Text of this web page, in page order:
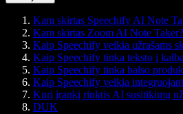
Kam skirtas Speechify AI Note
Kam skirtas Zoom AI Note Taker?
Kaip Speechify veikia užrašams
Kaip Speechify tinka teksto į
Kaip Speechify tinka balso
Kaip Speechify veikia
Kurį įrankį rinktis AI susitikimų
DUK